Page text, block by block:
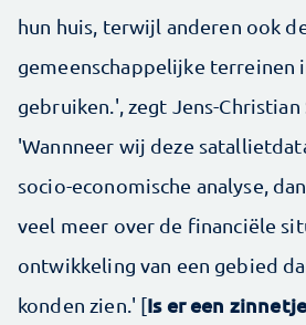
hun huis, terwijl anderen ook
gemeenschappelijke terreinen
gebruiken.', zegt Jens-Christian
'Wannneer wij deze
socio-economische analyse,
veel meer over de financiële
ontwikkeling van een gebied
konden zien.' [Is er een